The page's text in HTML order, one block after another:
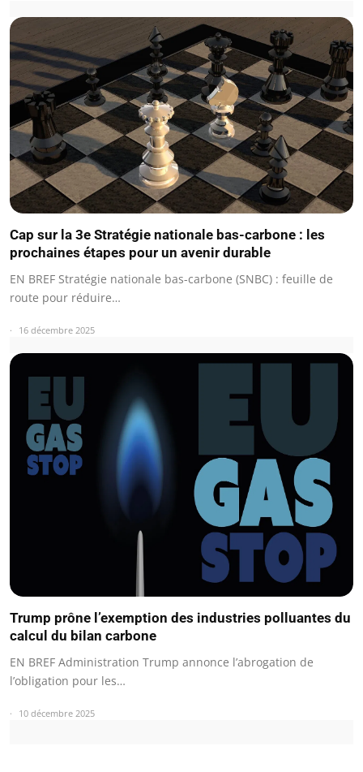
Cap sur la 3e Stratégie nationale bas-carbone : les
prochaines étapes pour un avenir durable
EN BREF Stratégie nationale bas-carbone (SNBC) : feuille de
route pour réduire…
16 décembre 2025
Trump prône l’exemption des industries polluantes du
calcul du bilan carbone
EN BREF Administration Trump annonce l’abrogation de
l’obligation pour les…
10 décembre 2025